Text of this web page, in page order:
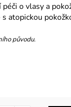
o vlasy a
atopickou
původu.